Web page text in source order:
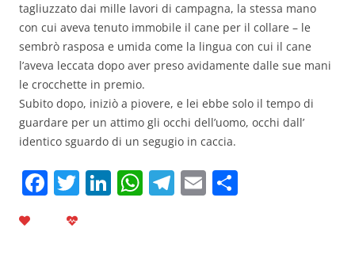
tagliuzzato dai mille lavori di campagna, la stessa mano
con cui aveva tenuto immobile il cane per il collare – le
sembrò rasposa e umida come la lingua con cui il cane
l’aveva leccata dopo aver preso avidamente dalle sue mani
le crocchette in premio.
Subito dopo, iniziò a piovere, e lei ebbe solo il tempo di
guardare per un attimo gli occhi dell’uomo, occhi dall’
identico sguardo di un segugio in caccia.
F T Li W T E